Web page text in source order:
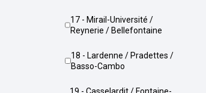
17 - Mirail-Université /
Reynerie / Bellefontaine
18 - Lardenne / Pradettes /
Basso-Cambo